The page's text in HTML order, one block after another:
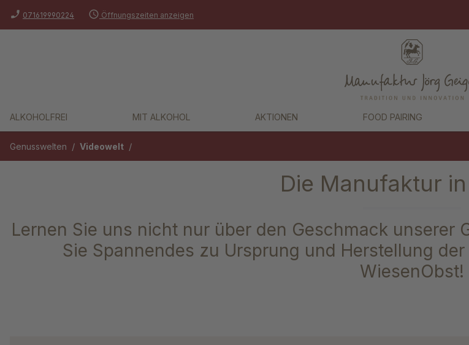
Zur Hauptnavigation springen
phone_enabled 071619990224 schedule Öffnungszeiten anzeigen
ALKOHOLFREI MIT ALKOHOL AKTIONEN FOOD PAIRING
Genusswelten / Videowelt /
Die Manufaktur
Lernen Sie uns nicht nur über den Geschmack unserer
Sie Spannendes zu Ursprung und Herstellung
WiesenObst!